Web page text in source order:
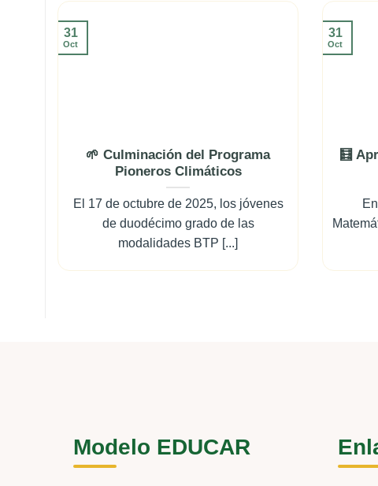
🌱 Culminación del Programa
Pioneros Climáticos
El 17 de octubre de 2025, los jóvenes
de duodécimo grado de las
modalidades BTP [...]
31
Oct
🧮
31
Oct
Modelo EDUCAR